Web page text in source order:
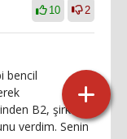
10 2
bencil
B2, şirket
verdim. Senin